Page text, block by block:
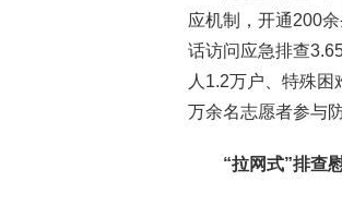
应机制，开通200
话访问应急排查
人1.2万户、特殊
万余名志愿者参与
“拉网式”排查